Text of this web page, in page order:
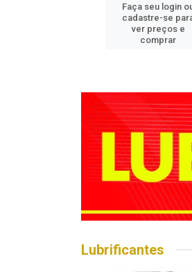
Faça seu login
cadastre-se
ver preços e
comprar
Lubrificantes